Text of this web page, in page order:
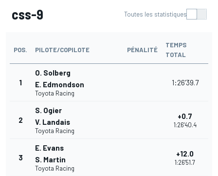
css-9 Toutes les statistiques
POS. PILOTE/COPILOTE PÉNALITÉ
TEMPS
TOTAL
1
O. Solberg
E. Edmondson
Toyota Racing
1:26'39.7
2
S. Ogier
V. Landais
Toyota Racing
+0.7
1:26'40.4
3
E. Evans
S. Martin
Toyota Racing
+12.0
1:26'51.7